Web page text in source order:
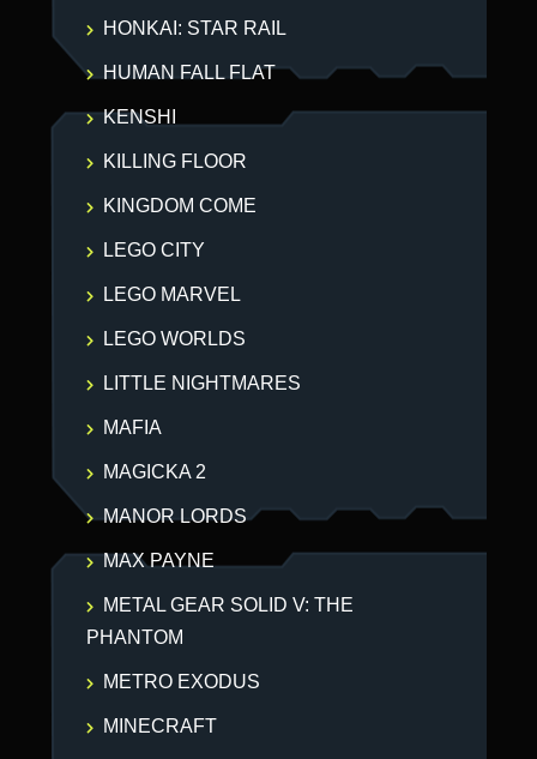
HONKAI: STAR RAIL
HUMAN FALL FLAT
KENSHI
KILLING FLOOR
KINGDOM COME
LEGO CITY
LEGO MARVEL
LEGO WORLDS
LITTLE NIGHTMARES
MAFIA
MAGICKA 2
MANOR LORDS
MAX PAYNE
METAL GEAR SOLID V: THE
PHANTOM
METRO EXODUS
MINECRAFT